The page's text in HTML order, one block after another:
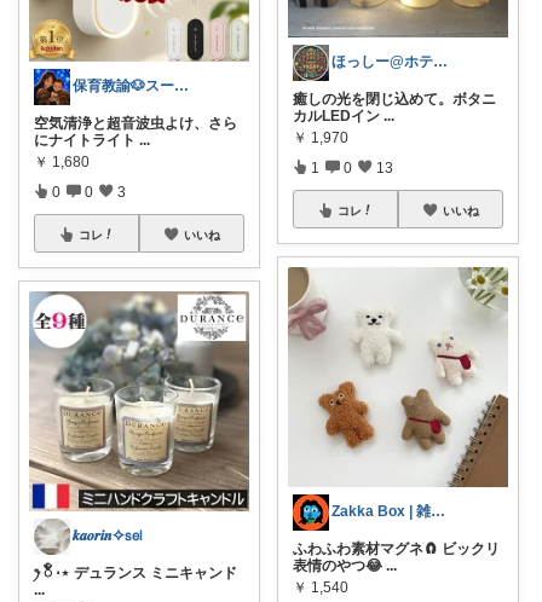
保育教諭🐶スーパーセール！
空気清浄と超音波虫よけ、さら
にナイトライト ...
￥ 1,680
0 0 3
コレ いいね
𝒌𝒂𝒐𝒓𝒊𝒏✧𝗌𝖾𝗅
ꫂ ၴႅၴ ⋅⋆ デュランス ミニキャンド
...
ほっしー@ホテルのような家を目指して
癒しの光を閉じ込めて。ボタニ
カルLEDイン ...
￥ 1,970
1 0 13
コレ いいね
Zakka Box | 雑貨好き🤖
ふわふわ素材マグネ🧲 ビックリ
表情のやつ😂 ...
￥ 1,540